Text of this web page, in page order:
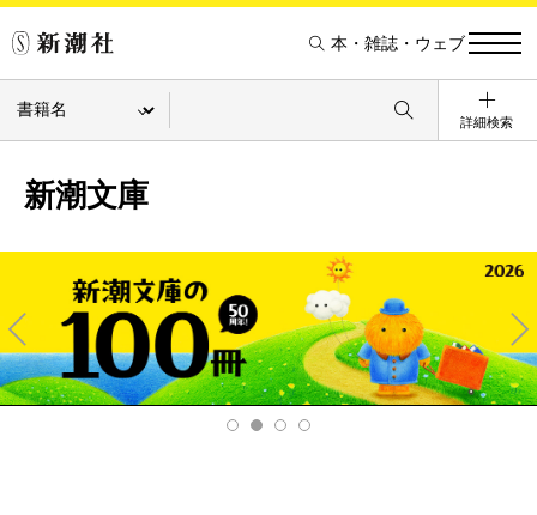
本・雑誌・ウェブ
詳細検索
新潮文庫
Pre
v
Ne
xt